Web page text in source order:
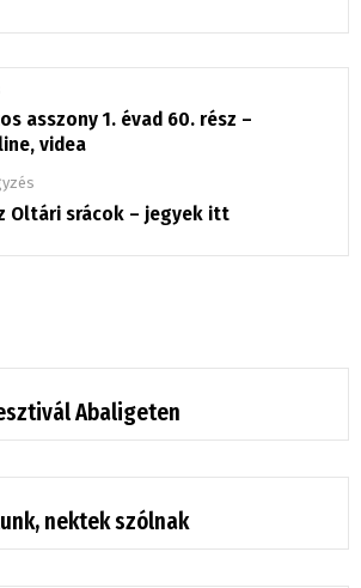
asszony 1. évad 60. rész –
videa
Oltári srácok – jegyek itt
Abaligeten
nektek szólnak